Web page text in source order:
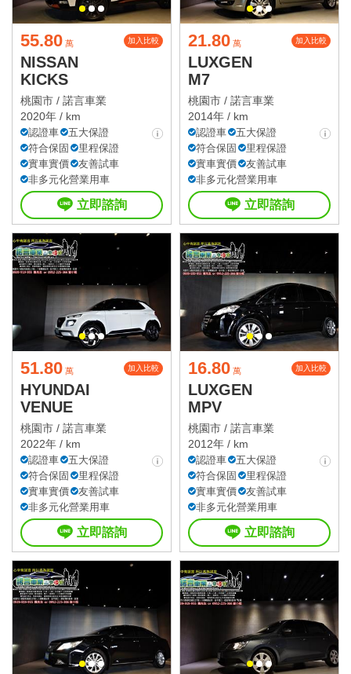
55.80 萬 加入比較
NISSAN
KICKS
桃園市 / 諾言車業
2020年 / km
認證車
五大保證
符合保固
里程保證
實車實價
友善試車
非多元化營業用車
立即諮詢
21.80 萬 加入比較
LUXGEN
M7
桃園市 / 諾言車業
2014年 / km
認證車
五大保證
符合保固
里程保證
實車實價
友善試車
非多元化營業用車
立即諮詢
51.80 萬 加入比較
HYUNDAI
VENUE
桃園市 / 諾言車業
2022年 / km
認證車
五大保證
符合保固
里程保證
實車實價
友善試車
非多元化營業用車
立即諮詢
16.80 萬 加入比較
LUXGEN
MPV
桃園市 / 諾言車業
2012年 / km
認證車
五大保證
符合保固
里程保證
實車實價
友善試車
非多元化營業用車
立即諮詢